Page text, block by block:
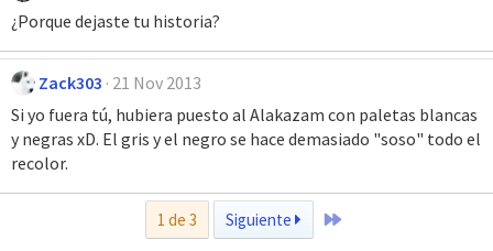
¿Porque dejaste tu historia?
Zack303 21 Nov 2013
Si yo fuera tú, hubiera puesto al Alakazam con paletas blancas
y negras xD. El gris y el negro se hace demasiado "soso" todo el
recolor.
1 de 3 Siguiente Último